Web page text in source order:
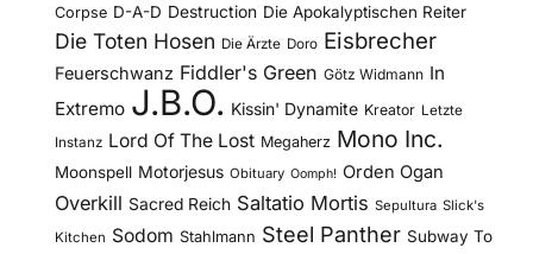
Corpse D-A-D Destruction Die Apokalyptischen Reiter
Die Toten Hosen Die Ärzte Doro Eisbrecher
Feuerschwanz Fiddler's Green Götz Widmann In
Extremo J.B.O. Kissin' Dynamite Kreator Letzte
Instanz Lord Of The Lost Megaherz Mono Inc.
Moonspell Motorjesus Obituary Oomph! Orden Ogan
Overkill Sacred Reich Saltatio Mortis Sepultura Slick's
Kitchen Sodom Stahlmann Steel Panther Subway To